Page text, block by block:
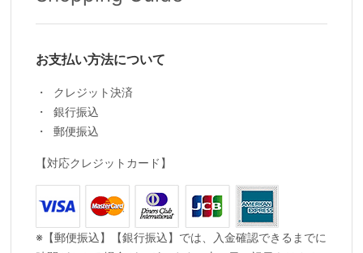
お支払い方法について
クレジット決済
銀行振込
郵便振込
【対応クレジットカード】
※【郵便振込】【銀行振込】では、入金確認できるまでに